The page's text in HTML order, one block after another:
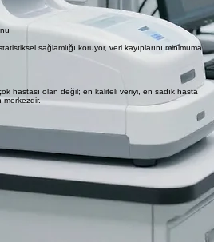
araştırmacı motivasyonunu ve teknik yetkinliğini canlı
sağlamlığı koruyor, veri kayıplarını minimuma
hastası olan değil; en kaliteli veriyi, en sadık hasta
merkezdir.